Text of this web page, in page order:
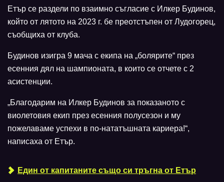
Етър се раздели по взаимно съгласие с Илкер Будинов,
който от лятото на 2023 г. бе преотстъпен от Лудогорец,
съобщиха от клуба.
Будинов изигра 9 мача с екипа на „болярите“ през
есенния дял на шампионата, в които се отчете с 2
асистенции.
„Благодарим на Илкер Будинов за показаното с
виолетовия екип през есенния полусезон и му
пожелаваме успехи в по-нататъшната кариера!“,
написаха от Етър.
Eдин от капитаните също си тръгна от Етър